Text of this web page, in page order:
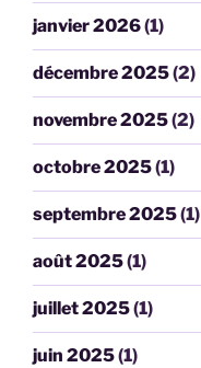
janvier 2026(1)
décembre 2025(2)
novembre 2025(2)
octobre 2025(1)
septembre 2025(1)
août 2025(1)
juillet 2025(1)
juin 2025(1)